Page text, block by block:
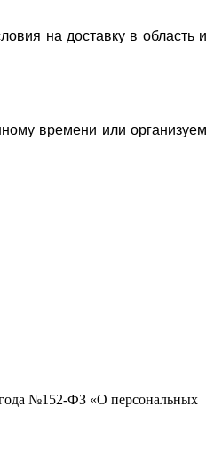
на доставку в область и
времени или организуем
года №152-ФЗ «О персональных